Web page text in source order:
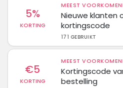
5%
KORTING
MEEST
Nieuwe klanten
kortingscode
171 GEBRUIKT
€5
KORTING
MEEST
Kortingscode
bestelling